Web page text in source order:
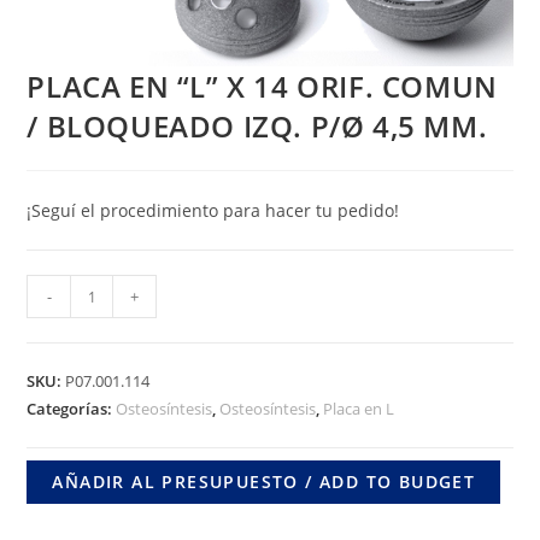
PLACA EN “L” X 14 ORIF. COMUN
/ BLOQUEADO IZQ. P/Ø 4,5 MM.
¡Seguí el procedimiento para hacer tu pedido!
EN
X
14
COMUN
/
- +
SKU: P07.001.114
Categorías: Osteosíntesis, Osteosíntesis, Placa en L
AÑADIR AL PRESUPUESTO / ADD TO BUDGET